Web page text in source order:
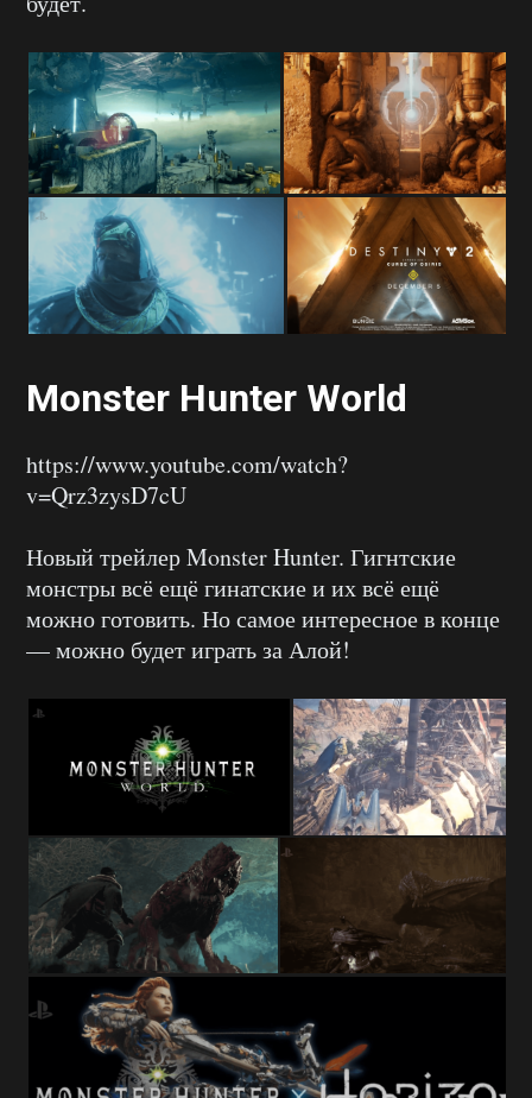
Monster Hunter World
https://www.youtube.com/watch?
v=Qrz3zysD7cU
Новый трейлер Monster Hunter. Гигнтские
монстры всё ещё гинатские и их всё ещё
можно готовить. Но самое интересное в конце
— можно будет играть за Алой!